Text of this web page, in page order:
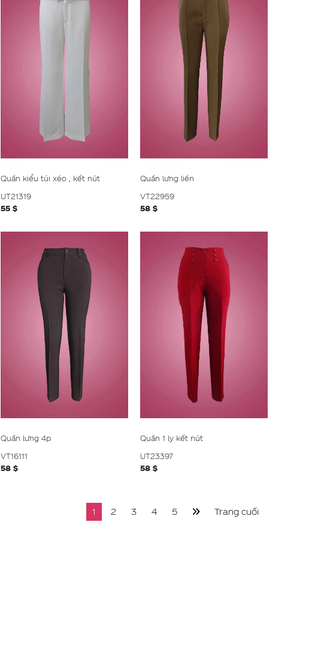
Quần kiểu túi xéo , kết nút
UT21319
55 $
Quần lưng liền
VT22959
58 $
Quần lưng 4p
VT16111
58 $
Quần 1 ly kết nút
UT23397
58 $
1 2 3 4 5 Trang cuối